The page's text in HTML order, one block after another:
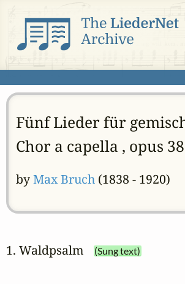
Fünf Lieder für
Chor a capella , opus 38
byMax Bruch(1838 - 1920)
1. Waldpsalm (Sung text)